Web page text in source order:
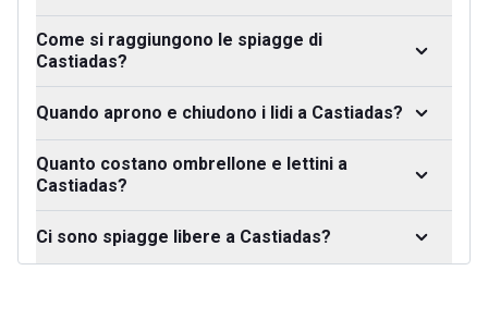
Come si raggiungono le spiagge di
Castiadas?
Quando aprono e chiudono i lidi a Castiadas?
Quanto costano ombrellone e lettini a
Castiadas?
Ci sono spiagge libere a Castiadas?